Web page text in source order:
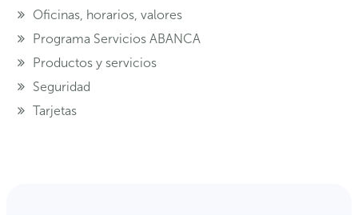
Oficinas, horarios, valores
Programa Servicios ABANCA
Productos y servicios
Seguridad
Tarjetas